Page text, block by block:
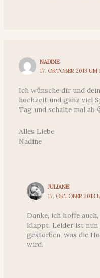
NADINE
17. OKTOBER 2013 UM
Ich wünsche dir und
hochzeit und ganz viel
Tag und schalte mal ab
Alles Liebe
Nadine
JULIANE
17. OKTOBER 2013
Danke, ich hoffe
klappt. Leider ist nun
gestorben, was die
wird.